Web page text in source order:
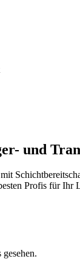
und
Profis für Ihr